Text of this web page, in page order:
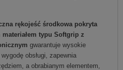
rękojeść środkowa pokryta
typu Softgrip z
gwarantuje wysokie
obsługi, zapewnia
a obrabianym elementem,